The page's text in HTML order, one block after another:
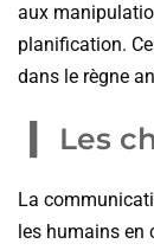
aux
planification.
dans le règne
Les
La
les humains en